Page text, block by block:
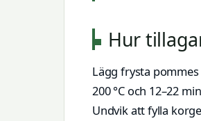
Hur
Lägg frysta
200 °C och 12–22
Undvik att fylla